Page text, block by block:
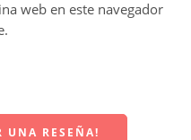
web en este navegador
UNA RESEÑA!